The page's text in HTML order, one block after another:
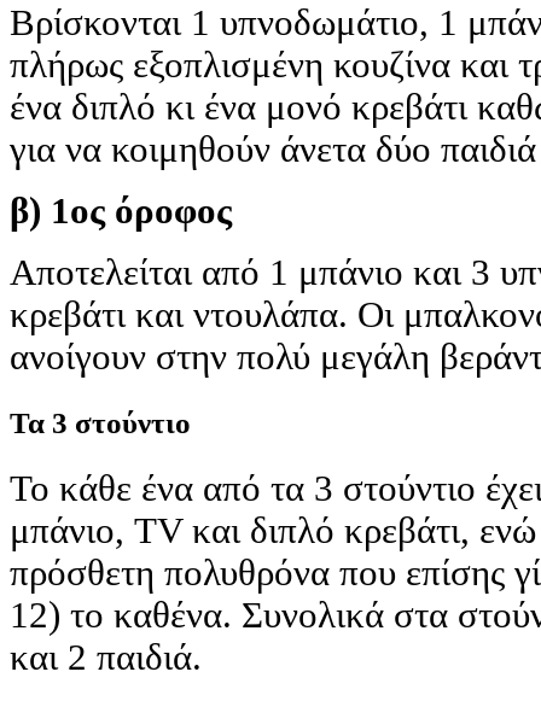
Βρίσκονται 1 υπνοδωμάτιο, 1
πλήρως εξοπλισμένη κουζίνα και
ένα διπλό κι ένα μονό κρεβάτι
για να κοιμηθούν άνετα δύο
β) 1ος όροφος
Αποτελείται από 1 μπάνιο και 3
κρεβάτι και ντουλάπα. Οι
ανοίγουν στην πολύ μεγάλη
Τα 3 στούντιο
Το κάθε ένα από τα 3 στούντιο
μπάνιο, TV και διπλό κρεβάτι,
πρόσθετη πολυθρόνα που επίσης
12) το καθένα. Συνολικά στα
και 2 παιδιά.